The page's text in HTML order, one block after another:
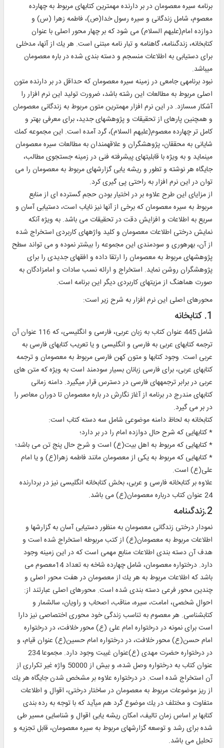
برنامه سيره معصومان در بر دارنده مهمترين كتابهاى مربوط به چهارده
معصوم، شامل زندگانى و سيره رسول خدا(ص)، فاطمه زهرا (س) و
دوازده امام(عليهم السلام) مى شود كه بر چهار محور اصلى با عنوان
كتابخانه، زندگى‏نامه، گاهنامه و تبار نامه مبتنى است. هر يك از آنها، مدخلى
براى دستيابى به اطلاعات منسجم و دسته بندى شده در باره معصومان
ميباشد.
نبود برنامه‏ى جامعى در زمينه سيره معصومان كه حداقل در بر دارنده متون
اصلى مربوط به مطالعات اين رشته باشد، ضرورت توليد اين نرم افزار را
آشكار مى‏سازد. در اين نرم افزار مهمترين متون مربوط به زندگانى معصومان
و همچنين پاره‏اى از تحقيقات و پژوهشهاى جديد، براى معرفى بهتر و
كامل تر چهارده معصوم(عليهم السلام)، گرد آمده است. اين مجموعه كمك
شايانى به محققان، پژوهشگران و علاقهمندان به مطالعات سيره معصومان
مينمايد و به ويژه با قابليتهاى پيشرفته فنى در زمينه جستجوى مطالب،
جايگاه هر نوشته و تطور و ريشه يابى گزارشهاى مربوط به معصومان را مى
توان در اين نرم افزار به راحتى پى گيرى كرد.
از مزاياى اين طرح علاوه بر در اختيار بودن حجم گسترده اى از منابع
مربوط به سيره معصومان كه برخى از آنها نيز ناياب است، دستيابى آسان و
سريع به اطلاعات و افزايش دقت در تحقيقات مى باشد. به ويژه آنكه
نمايش درختى اطلاعات معصومان و كليد واژه‏هاى كاربردى استخراج شده
از آن، بهره‏ورى و سودمندى اين مجموعه را بيشتر نموده و مى تواند سطح
پژوهشهاى مربوط به معصومان را ارتقا داده و افق‏هاى جديدى را براى
پژوهشگران روشن نمايد. استخراج و ارائه نسب سادات و امامزادگان به
صورت هماهنگ از مزيت‏هاى كاربردى ديگر اين برنامه است.
محورهاى اصلى اين نرم افزار به شرح زير است:
1. كتابخانه‏
شامل 445 عنوان كتاب به زبان عربى، فارسى و انگليسى، كه 116 عنوان آن
ترجمه كتابهاى عربى به فارسى و انگليسى و يا تعريب كتابهاى فارسى به
عربى است. وجود كتابها و متون كهن فارسى مربوط به معصومان و ترجمه
كتابهاى عربى، براى فارسى زبانان بسيار سودمند است به ويژه كه متن هاى
عربى در برابر ترجمه‏هاى فارسى در دسترس قرار ميگيرد. دامنه زمانى
كتابهاى مندرج در برنامه از آغاز نگارش در باره معصومان تا دوران معاصر را
در بر مى گيرد.
كتابخانه به لحاظ دامنه موضوعى شامل سه دسته كتاب است:
* كتابهايى كه شرح حال دوازده امام را در بر دارد؛
* كتابهايى كه مربوط به اهل بيت(ع) است و شرح حال پنج تن مى باشد؛
* كتابهايى كه مربوط به يكى از معصومان مانند فاطمه زهرا(ع) و يا امام
على(ع) است.
علاوه بر كتابخانه فارسى و عربى، بخش كتابخانه انگليسى نيز در بردارنده
24 عنوان كتاب درباره معصومان(ع) مى باشد.
2.زندگى‏نامه‏
نمودار درختى زندگانى معصومان به منظور دستيابى آسان به گزارش‏ها و
اطلاعات مربوط به معصومان(ع) از كتب مربوطه استخراج شده است و
هدف آن دسته بندى اطلاعات منابع مهمى است كه در اين زمينه وجود
دارد. درختواره معصومان، شامل چهارده شاخه به تعداد 14معصوم مى
باشد كه اطلاعات مربوط به هر يك از معصومان در هفت محور اصلى و
چندين محور فرعى دسته بندى شده است. محورهاى اصلى عبارتند از:
احوال شخصى، امامت، سيره، مناقب، اصحاب و راويان، سالشمار و
كتابشناسى. هر معصوم به تناسب زندگى خود محورى اختصاصى نيز دارا
است براى نمونه در درختواره امام على (ع) محور خلافت، در درختواره
امام حسن(ع) محور خلافت، در درختواره امام حسين(ع) عنوان قيام، و
در درختواره حضرت مهدى (ع)عنوان غيبت وجود دارد. مجموعا 234
عنوان كتاب به درختواره وصل شده، و بيش از 50000 واژه غير تكرارى از
آن استخراج شده است. در درختواره علاوه بر مشخص شدن جايگاه هر يك
از ريز موضوعات مربوط به معصومان در ساختار درختى، اقوال و اطلاعات
متفاوت و مختلف در يك موضوع گرد هم ميآيد كه با توجه به رده بندى
كتابها بر اساس زمان تاليف، امكان ريشه يابى اقوال و شناسايى مسير طى
شده براى رشد و توسعه گزارشهاى مربوط به سيره معصومان، قابل تجزيه و
تحليل مى باشد.